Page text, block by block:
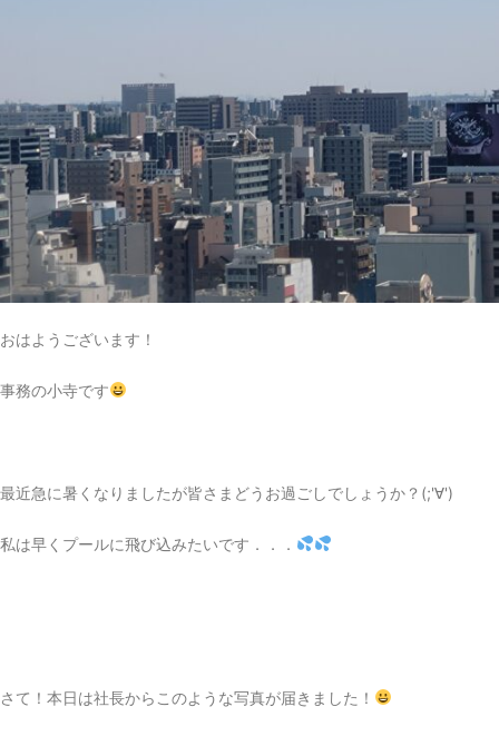
おはようございます！
事務の小寺です
最近急に暑くなりましたが皆さまどうお過ごしでしょうか？(;'∀')
私は早くプールに飛び込みたいです．．．
さて！本日は社長からこのような写真が届きました！